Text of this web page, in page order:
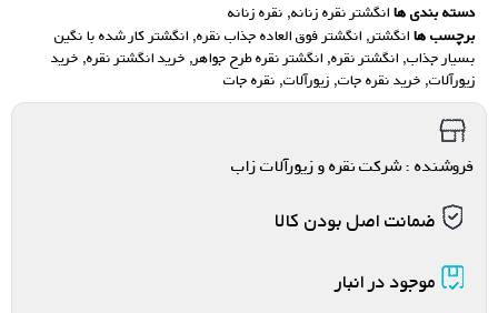
دسته بندی ها انگشتر نقره زنانه, نقره زنانه
برچسب ها انگشتر, انگشتر فوق العاده جذاب نقره, انگشتر کار شده با نگین
بسیار جذاب, انگشتر نقره, انگشتر نقره طرح جواهر, خرید انگشتر نقره, خرید
زیورآلات, خرید نقره جات, زیورآلات, نقره جات
فروشنده : شرکت نقره و زیورآلات زاب
ضمانت اصل بودن کالا
موجود در انبار